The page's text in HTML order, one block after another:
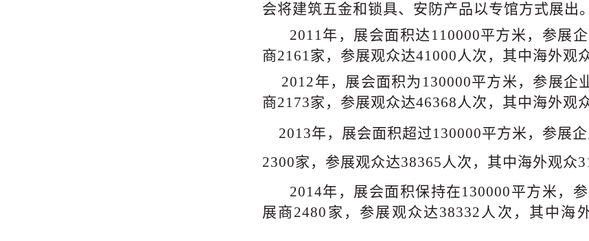
会将建筑五金和锁具、安防产品以专馆方式展出。
2011年，展会面积达 110000平方米，参展
商2161家，参展观众达41000人次，其中海外观
2012年， 展会面积为 130000平方米，参展企
商2173家 ， 参展观众达46368人次，其中海外观
2013年， 展会面积超过130000平方米 ， 参展
2300家 ， 参展观众达38365人次，其中海外观众
2014年， 展会面积保持在130000平方米，
展商2480家 ， 参展观众达38332人次，其中海